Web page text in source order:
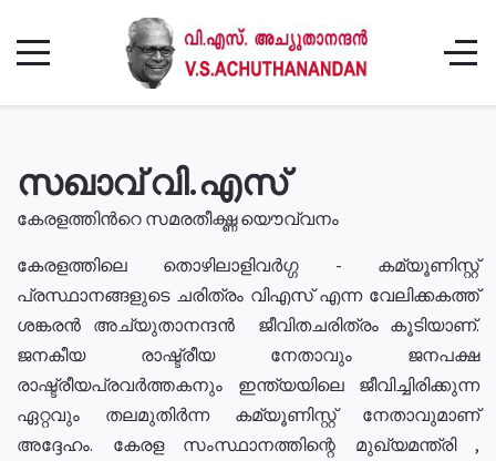
സഖാവ് വി.എസ്
കേരളത്തിൻറെ സമരതീക്ഷ്ണ യൌവ്വനം
കേരളത്തിലെ തൊഴിലാളിവർഗ്ഗ - കമ്യൂണിസ്റ്റ്
പ്രസ്ഥാനങ്ങളുടെ ചരിത്രം വിഎസ് എന്ന വേലിക്കകത്ത്
ശങ്കരൻ അച്യുതാനന്ദൻ ജീവിതചരിത്രം കൂടിയാണ്.
ജനകീയ രാഷ്ട്രീയ നേതാവും ജനപക്ഷ
രാഷ്ട്രീയപ്രവർത്തകനും ഇന്ത്യയിലെ ജീവിച്ചിരിക്കുന്ന
ഏറ്റവും തലമുതിർന്ന കമ്യൂണിസ്റ്റ് നേതാവുമാണ്
അദ്ദേഹം. കേരള സംസ്ഥാനത്തിന്റെ മുഖ്യമന്ത്രി ,